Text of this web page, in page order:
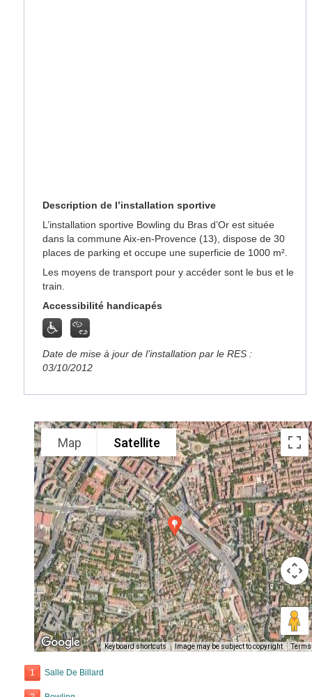
Description de l’installation sportive
L’installation sportive Bowling du Bras d’Or est située
dans la commune Aix-en-Provence (13), dispose de 30
places de parking et occupe une superficie de 1000 m².
Les moyens de transport pour y accéder sont le bus et le
train.
Accessibilité handicapés
Date de mise à jour de l’installation par le RES :
03/10/2012
Map Satellite
Keyboard shortcuts Image may be subject to copyright Terms
1 Salle De Billard